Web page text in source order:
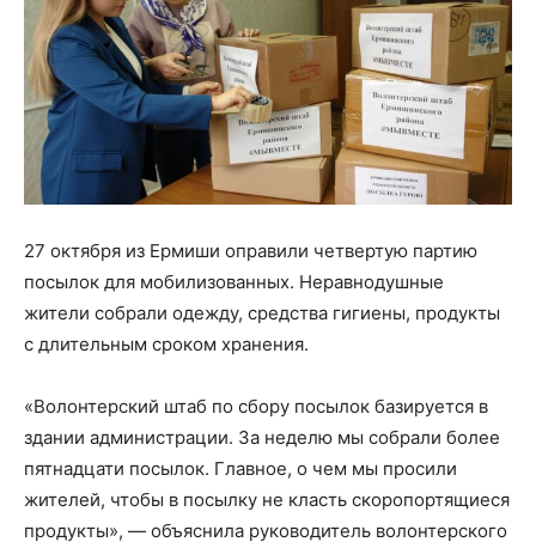
27 октября из Ермиши оправили четвертую партию
посылок для мобилизованных. Неравнодушные
жители собрали одежду, средства гигиены, продукты
с длительным сроком хранения.
«Волонтерский штаб по сбору посылок базируется в
здании администрации. За неделю мы собрали более
пятнадцати посылок. Главное, о чем мы просили
жителей, чтобы в посылку не класть скоропортящиеся
продукты», — объяснила руководитель волонтерского